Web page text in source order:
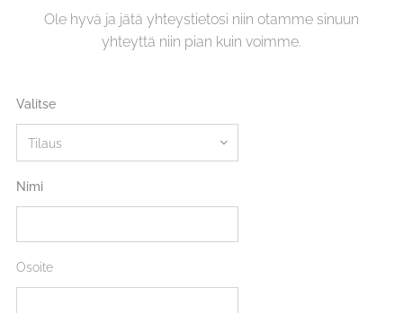
Ole hyvä ja jätä yhteystietosi niin otamme sinuun
yhteyttä niin pian kuin voimme.
Valitse
Nimi
Osoite